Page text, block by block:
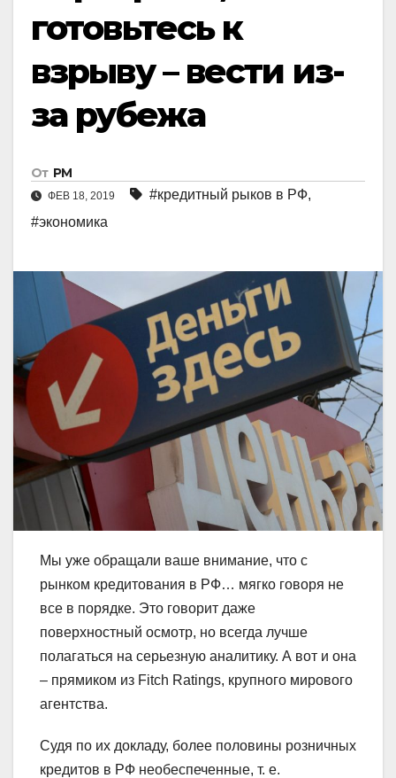
готовьтесь к
взрыву – вести из-
за рубежа
От РМ
ФЕВ 18, 2019 #кредитный рыков в РФ,
#экономика
Мы уже обращали ваше внимание, что с
рынком кредитования в РФ… мягко говоря не
все в порядке. Это говорит даже
поверхностный осмотр, но всегда лучше
полагаться на серьезную аналитику. А вот и она
– прямиком из Fitch Ratings, крупного мирового
агентства.
Судя по их докладу, более половины розничных
кредитов в РФ необеспеченные, т. е.